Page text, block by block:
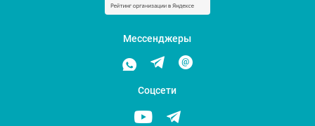
Мессенджеры
Соцсети